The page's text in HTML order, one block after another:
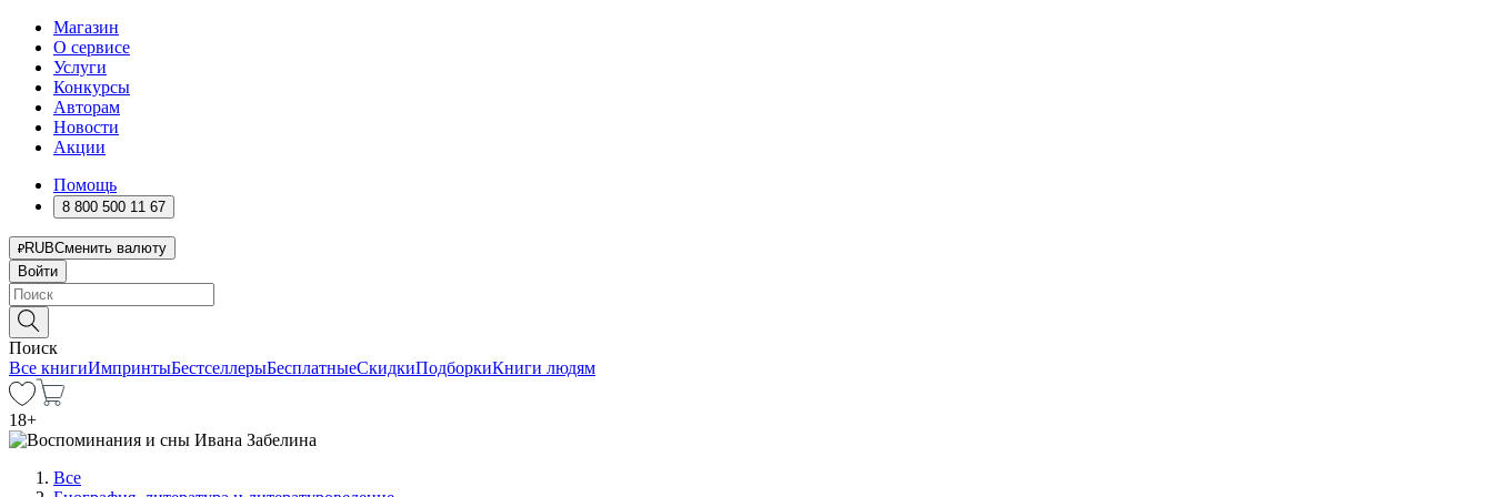
Магазин
О сервисе
Услуги
Конкурсы
Авторам
Новости
Акции
Помощь
8 800 500 11 67
RUBСменить валюту
Войти
Поиск
Все книгиИмпринтыБестселлерыБесплатныеСкидкиПодборкиКниги людям
18+
Все